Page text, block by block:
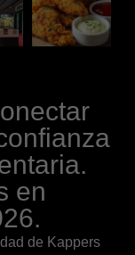
en
de Kappers